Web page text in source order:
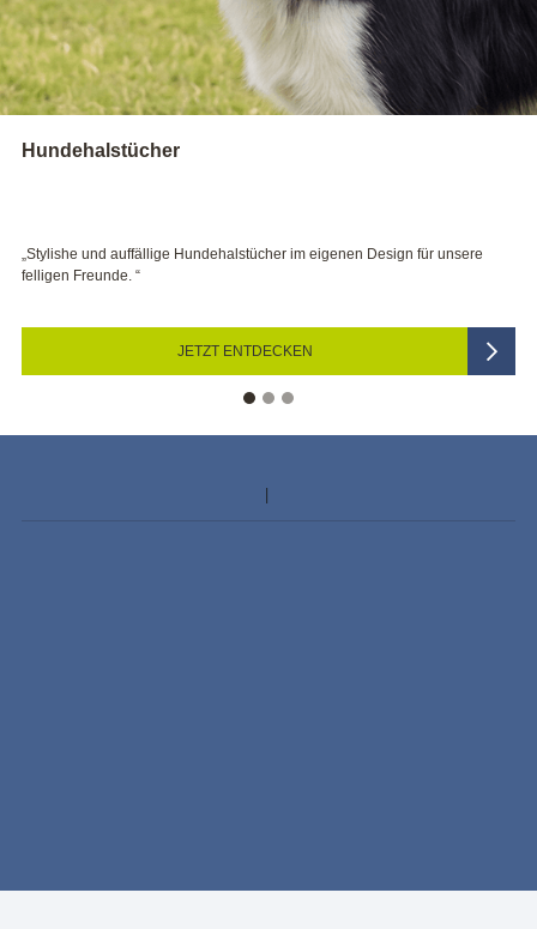
und auffällige Hundehalstücher im eigenen Design für unsere
Freunde. “
JETZT ENTDECKEN